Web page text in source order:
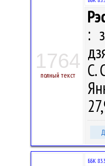
1764
полный текст
:
С.
ББК